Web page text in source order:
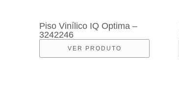
Piso Vinílico IQ Optima –
3242246
VER PRODUTO